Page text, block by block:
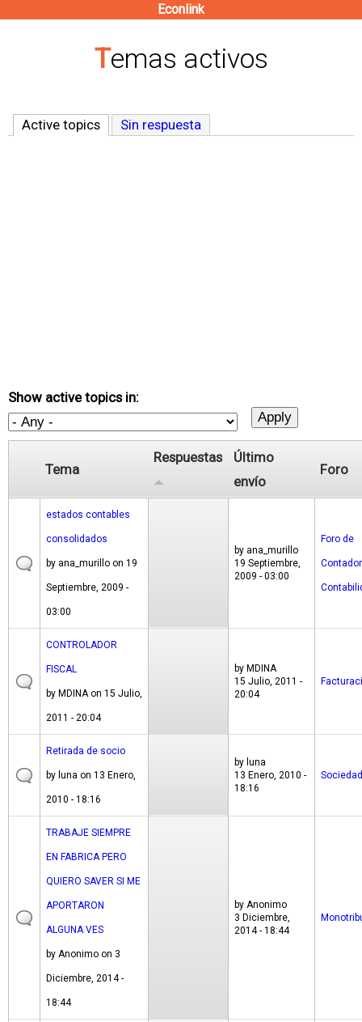
contenido
Econlink
Temas activos
Active topics (solapa activa)
Sin respuesta
Show active topics in:
Tema
Respuestas
Último
envío
Foro
estados contables
consolidados
by ana_murillo on 19
Septiembre, 2009 -
03:00
by ana_murillo
19 Septiembre,
2009 - 03:00
Foro de
CONTROLADOR
FISCAL
by MDINAon 15 Julio,
2011 - 20:04
by MDINA
15 Julio, 2011 -
20:04
Retirada de socio
by luna on 13 Enero,
2010 - 18:16
by luna
13 Enero, 2010 -
18:16
TRABAJE SIEMPRE
EN FABRICA PERO
QUIERO SAVER SI ME
APORTARON
ALGUNA VES
by Anonimo on 3
Diciembre, 2014 -
18:44
by Anonimo
3 Diciembre,
2014 - 18:44